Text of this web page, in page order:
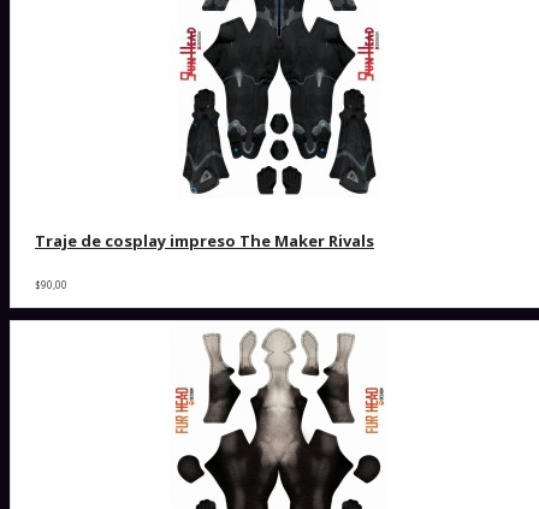
Traje de cosplay impreso The Maker Rivals
$90,00